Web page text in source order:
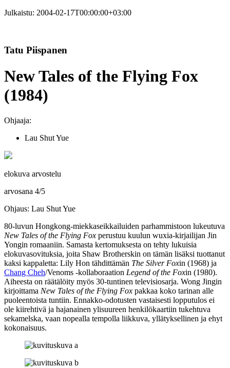
Julkaistu: 2004-02-17T00:00:00+03:00
Tatu Piispanen
New Tales of the Flying Fox
(1984)
Ohjaaja:
Lau Shut Yue
elokuva arvostelu
arvosana 4/5
Ohjaus: Lau Shut Yue
80‑luvun Hongkong-miekkaseikkailuiden parhammistoon lukeutuva
New Tales of the Flying Fox perustuu kuulun wuxia-kirjailijan Jin
Yongin romaaniin. Samasta kertomuksesta on tehty lukuisia
elokuvasovituksia, joita Shaw Brotherskin on tämän lisäksi tuottanut
kaksi kappaletta: Lily Hon tähdittämän The Silver Foxin (1968) ja
Chang Cheh/Venoms ‑kollaboraation Legend of the Foxin (1980).
Aiheesta on räätälöity myös 30‑tuntinen televisiosarja. Wong Jingin
kirjoittama New Tales of the Flying Fox pakkaa koko tarinan alle
puoleentoista tuntiin. Ennakko-odotusten vastaisesti lopputulos ei
ole kiirehtivä ja hajanainen ylisuureen henkilökaartiin tukehtuva
sekamelska, vaan nopealla tempolla liikkuva, yllätyksellinen ja ehyt
kokonaisuus.